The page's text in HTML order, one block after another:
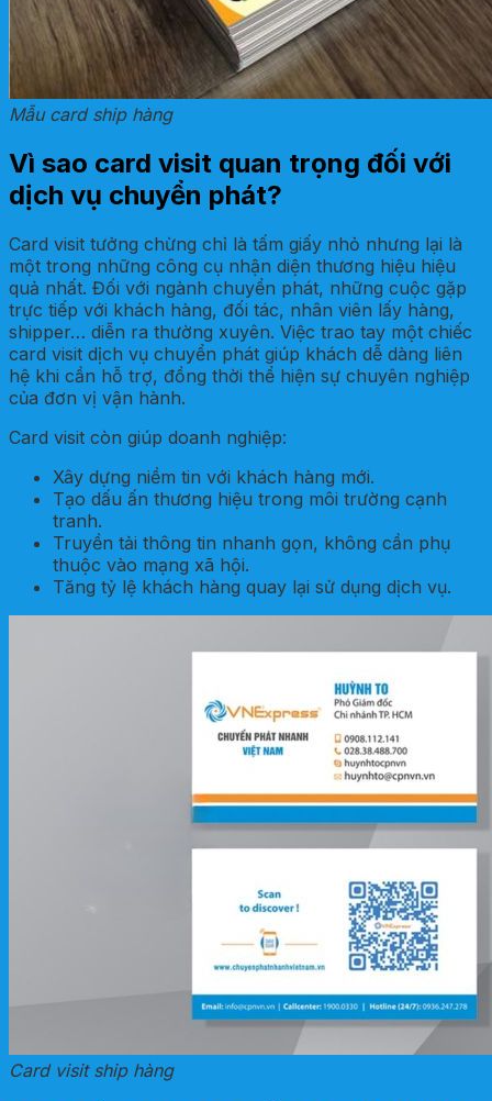
Mẫu card ship hàng
Vì sao card visit quan trọng đối với
dịch vụ chuyển phát?
Card visit tưởng chừng chỉ là tấm giấy nhỏ nhưng lại là
một trong những công cụ nhận diện thương hiệu hiệu
quả nhất. Đối với ngành chuyển phát, những cuộc gặp
trực tiếp với khách hàng, đối tác, nhân viên lấy hàng,
shipper… diễn ra thường xuyên. Việc trao tay một chiếc
card visit dịch vụ chuyển phát giúp khách dễ dàng liên
hệ khi cần hỗ trợ, đồng thời thể hiện sự chuyên nghiệp
của đơn vị vận hành.
Card visit còn giúp doanh nghiệp:
Xây dựng niềm tin với khách hàng mới.
Tạo dấu ấn thương hiệu trong môi trường cạnh
tranh.
Truyền tải thông tin nhanh gọn, không cần phụ
thuộc vào mạng xã hội.
Tăng tỷ lệ khách hàng quay lại sử dụng dịch vụ.
Card visit ship hàng